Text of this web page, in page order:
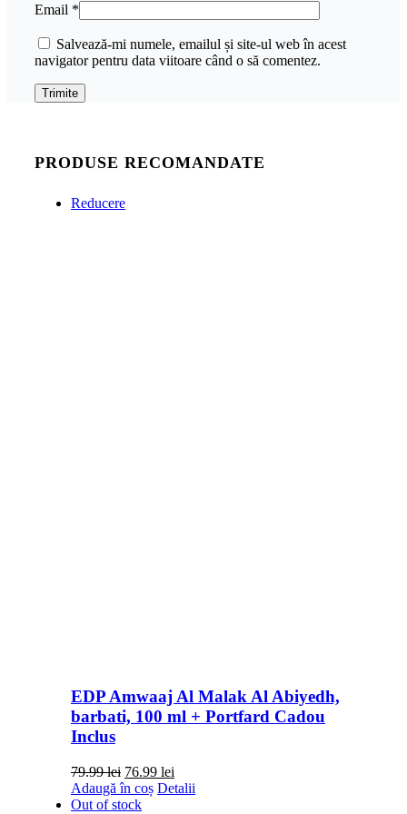
Email *
Salvează-mi numele, emailul și site-ul web în acest
navigator pentru data viitoare când o să comentez.
PRODUSE RECOMANDATE
Reducere
EDP Amwaaj Al Malak Al Abiyedh,
barbati, 100 ml + Portfard Cadou
Inclus
79.99lei Prețul
inițial
a
76.99 leiPrețul
curent
Adaugă în coș Detalii
Out of stock